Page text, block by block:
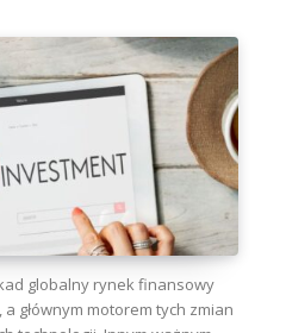
globalny rynek finansowy
a głównym motorem tych zmian